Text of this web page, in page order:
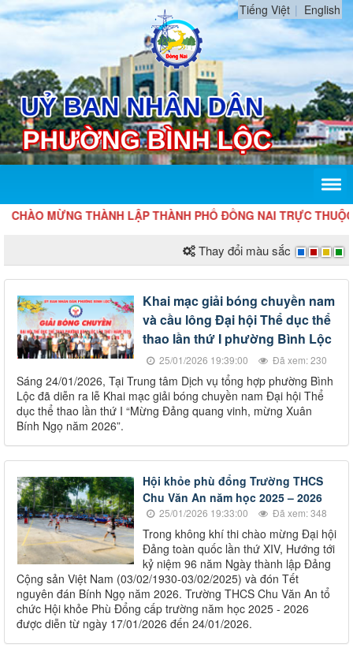
Tiếng Việt English
MỪNG THÀNH LẬP THÀNH PHỐ ĐỒNG NAI TRỰC THUỘC
Thay đổi màu sắc
Khai mạc giải bóng chuyền nam
và cầu lông Đại hội Thể dục thể
thao lần thứ I phường Bình Lộc
25/01/2026 19:39:00 Đã xem: 230
Sáng 24/01/2026, Tại Trung tâm Dịch vụ tổng hợp phường Bình
Lộc đã diễn ra lễ Khai mạc giải bóng chuyền nam Đại hội Thể
dục thể thao lần thứ I “Mừng Đảng quang vinh, mừng Xuân
Bính Ngọ năm 2026”.
Hội khỏe phù đổng Trường THCS
Chu Văn An năm học 2025 – 2026
25/01/2026 19:33:00 Đã xem: 348
Trong không khí thi chào mừng Đại hội
Đảng toàn quốc lần thứ XIV, Hướng tới
kỷ niệm 96 năm Ngày thành lập Đảng
Cộng sản Việt Nam (03/02/1930-03/02/2025) và đón Tết
nguyên đán Bính Ngọ năm 2026. Trường THCS Chu Văn An tổ
chức Hội khỏe Phù Đổng cấp trường năm học 2025 - 2026
được diễn từ ngày 17/01/2026 đến 24/01/2026.